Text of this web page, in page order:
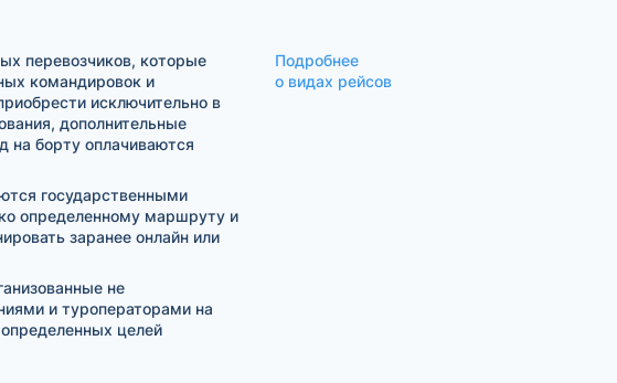
перевозчиков, которые
командировок и
исключительно в
дополнительные
на борту оплачиваются
государственными
определенному маршруту и
заранее онлайн или
не
и туроператорами на
целей
Подробнее
о видах рейсов